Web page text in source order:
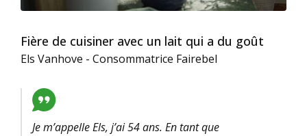
Fière de cuisiner avec un lait qui a du goût
Els Vanhove - Consommatrice Fairebel
Je m’appelle Els, j’ai 54 ans. En tant que